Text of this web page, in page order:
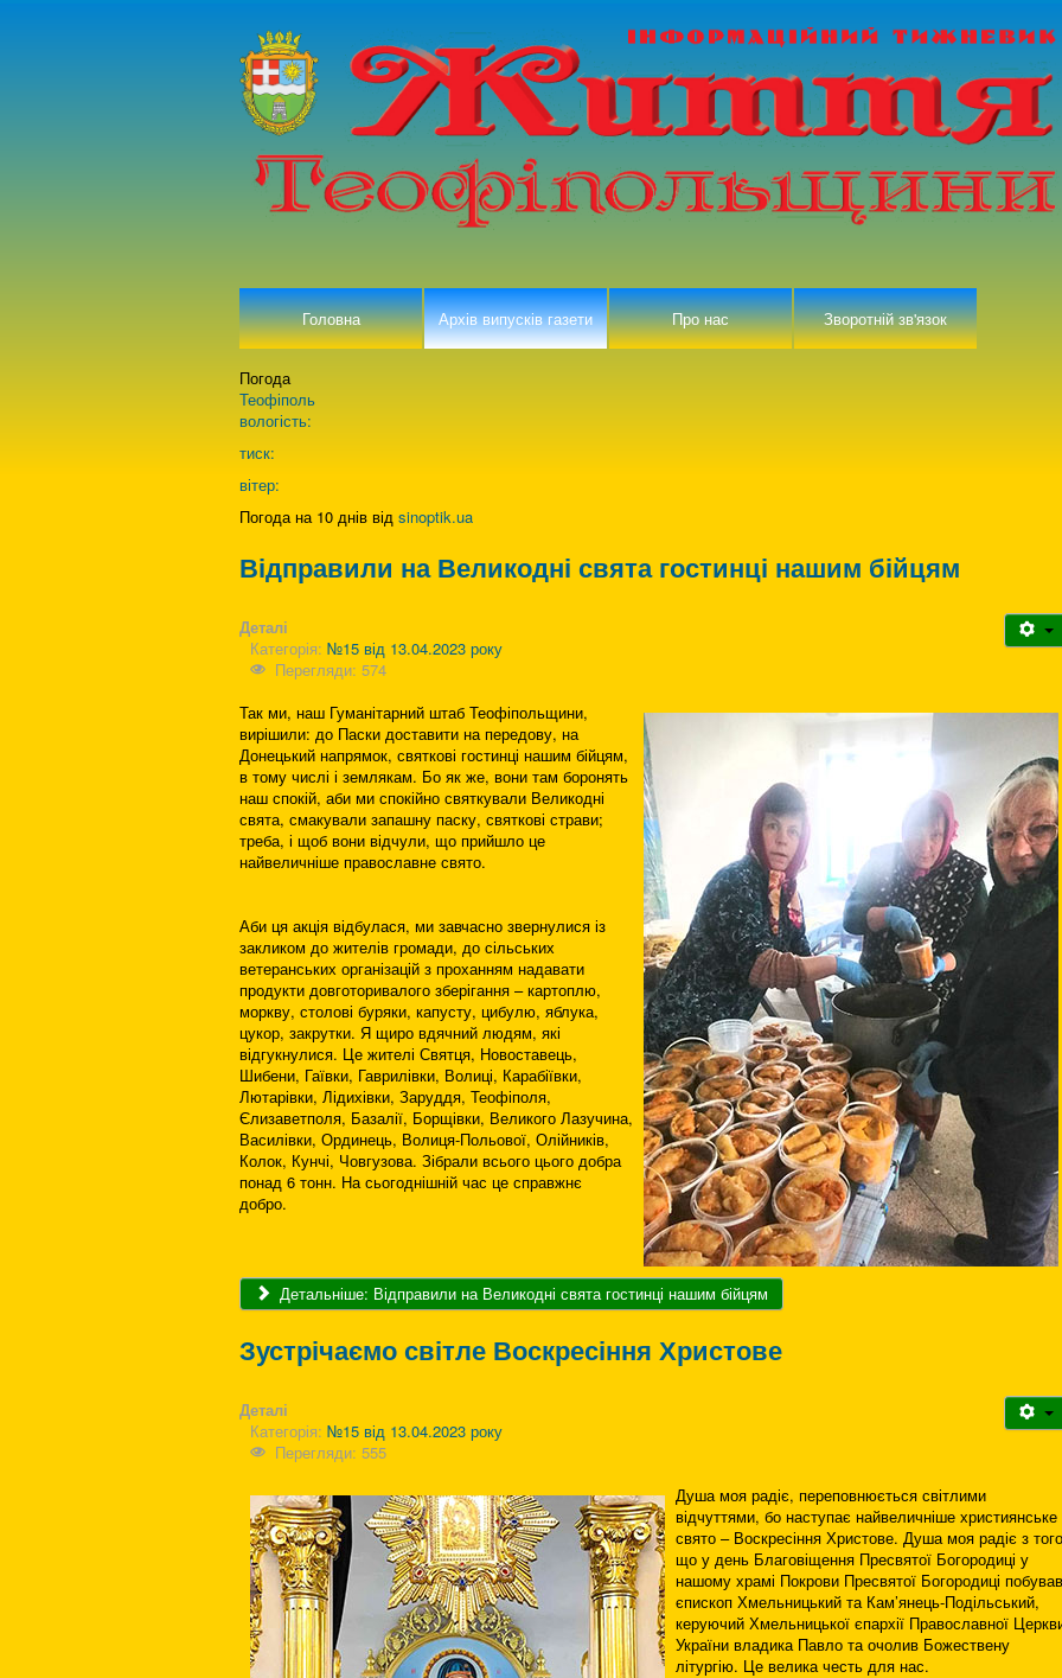
Головна Архів випусків газети Про нас Зворотній зв'язок
Погода
Теофіполь
вологість:
тиск:
вітер:
Погода на 10 днів від sinoptik.ua
Відправили на Великодні свята гостинці нашим бійцям
Деталі
Категорія: №15 від 13.04.2023 року
Перегляди: 574
Так ми, наш Гуманітарний штаб Теофіпольщини,
вирішили: до Паски доставити на передову, на
Донецький напрямок, святкові гостинці нашим бійцям,
в тому числі і землякам. Бо як же, вони там боронять
наш спокій, аби ми спокійно святкували Великодні
свята, смакували запашну паску, святкові страви;
треба, і щоб вони відчули, що прийшло це
найвеличніше православне свято.
Аби ця акція відбулася, ми завчасно звернулися із
закликом до жителів громади, до сільських
ветеранських організацій з проханням надавати
продукти довготоривалого зберігання – картоплю,
моркву, столові буряки, капусту, цибулю, яблука,
цукор, закрутки. Я щиро вдячний людям, які
відгукнулися. Це жителі Святця, Новоставець,
Шибени, Гаївки, Гаврилівки, Волиці, Карабіївки,
Лютарівки, Лідихівки, Заруддя, Теофіполя,
Єлизаветполя, Базалії, Борщівки, Великого Лазучина,
Василівки, Ординець, Волиця-Польової, Олійників,
Колок, Кунчі, Човгузова. Зібрали всього цього добра
понад 6 тонн. На сьогоднішній час це справжнє
добро.
Детальніше: Відправили на Великодні свята гостинці нашим бійцям
Зустрічаємо світле Воскресіння Христове
Деталі
Категорія: №15 від 13.04.2023 року
Перегляди: 555
Душа моя радіє, переповнюється світлими
відчуттями, бо наступає найвеличніше християнське
свято – Воскресіння Христове. Душа моя радіє з
що у день Благовіщення Пресвятої Богородиці у
нашому храмі Покрови Пресвятої Богородиці побував
єпископ Хмельницький та Кам’янець-Подільський,
керуючий Хмельницької єпархії Православної
України владика Павло та очолив Божествену
літургію. Це велика честь для нас.